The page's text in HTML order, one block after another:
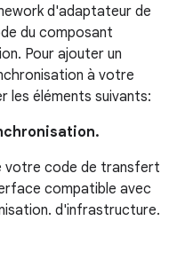
d'adaptateur de
du composant
Pour ajouter un
à votre
les éléments suivants:
votre code de transfert
compatible avec
d'infrastructure.